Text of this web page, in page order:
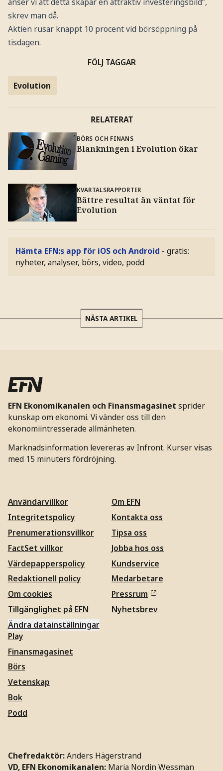
skrev man då.
Aktien rusar knappt 10 procent vid börsöppning på
tisdagen.
FÖLJ TAGGAR
Evolution
RELATERAT
BÖRS OCH FINANS
Blankningen i Evolution ökar
KVARTALSRAPPORTER
Bättre resultat än väntat för
Evolution
Hämta EFN:s app för iOS och Android - gratis:
nyheter, analyser, börs, video, podd
NÄSTA ARTIKEL
EFN Ekonomikanalen och Finansmagasinet sprider
kunskap om ekonomi. Vi vänder oss till den
ekonomiintresserade allmänheten.
Marknadsinformation levereras av Infront. Kurser visas
med 15 minuters fördröjning.
Användarvillkor
Integritetspolicy
Prenumerationsvillkor
FactSet villkor
Värdepapperspolicy
Redaktionell policy
Om cookies
Tillgänglighet på EFN
Ändra datainställningar
Om EFN
Kontakta oss
Tipsa oss
Jobba hos oss
Kundservice
Medarbetare
Pressrum
Nyhetsbrev
Play
Finansmagasinet
Börs
Vetenskap
Bok
Podd
Chefredaktör:Anders Hägerstrand
VD, EFN Ekonomikanalen: Maria Nordin Wessman